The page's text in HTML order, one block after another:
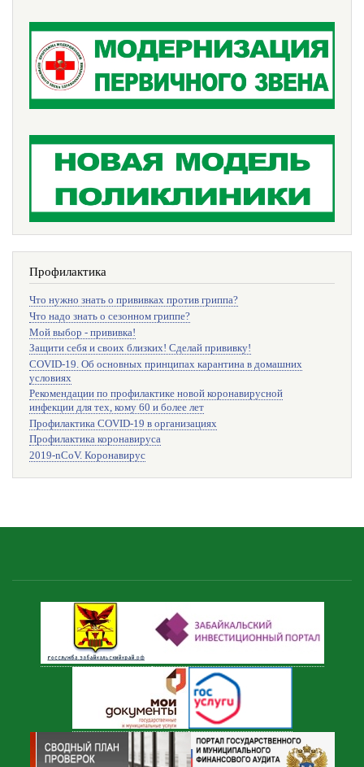
Профилактика
Что нужно знать о прививках против гриппа?
Что надо знать о сезонном гриппе?
Мой выбор - прививка!
Защити себя и своих близких! Сделай прививку!
COVID-19. Об основных принципах карантина в домашних
условиях
Рекомендации по профилактике новой коронавирусной
инфекции для тех, кому 60 и более лет
Профилактика COVID-19 в организациях
Профилактика коронавируса
2019-nCoV. Коронавирус